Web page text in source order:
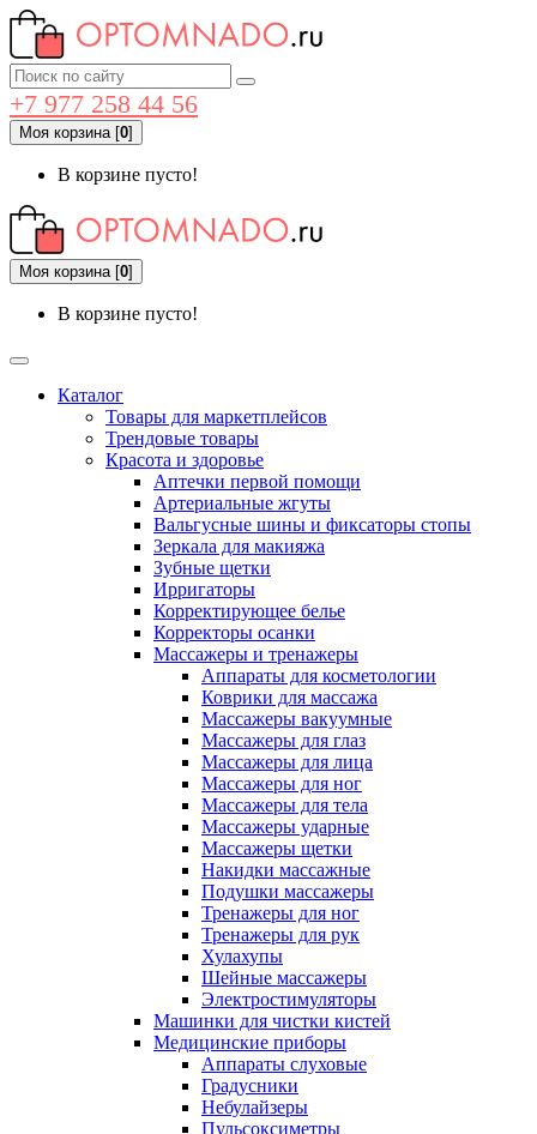
+7 977 258 44 56
Моя корзина[0]
В корзине пусто!
Моя корзина[0]
В корзине пусто!
Каталог
Товары для маркетплейсов
Трендовые товары
Красота и здоровье
Аптечки первой помощи
Артериальные жгуты
Вальгусные шины и фиксаторы стопы
Зеркала для макияжа
Зубные щетки
Ирригаторы
Корректирующее белье
Корректоры осанки
Массажеры и тренажеры
Аппараты для косметологии
Коврики для массажа
Массажеры вакуумные
Массажеры для глаз
Массажеры для лица
Массажеры для ног
Массажеры для тела
Массажеры ударные
Массажеры щетки
Накидки массажные
Подушки массажеры
Тренажеры для ног
Тренажеры для рук
Хулахупы
Шейные массажеры
Электростимуляторы
Машинки для чистки кистей
Медицинские приборы
Аппараты слуховые
Градусники
Небулайзеры
Пульсоксиметры